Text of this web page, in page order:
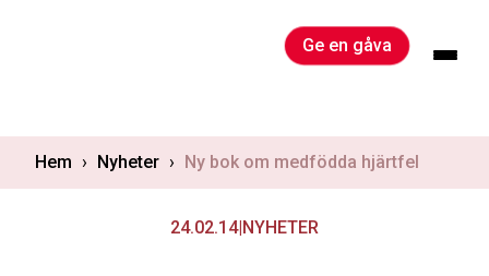
Ge en gåva
Hem › Nyheter › Ny bok om medfödda hjärtfel
24.02.14|NYHETER